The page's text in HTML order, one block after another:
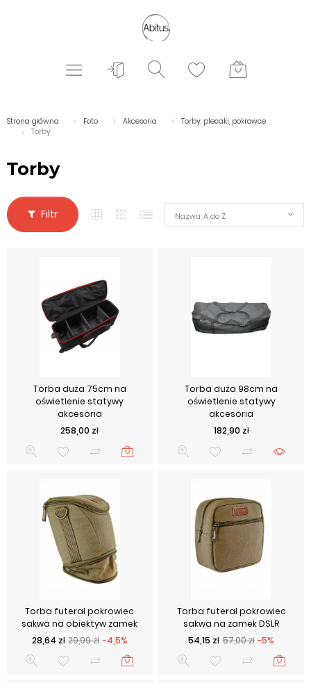
Strona główna Foto Akcesoria
Torby, plecaki, pokrowce
Torby
Torby
Filtr Nazwa, A do Z
Torba duża 75cm na
oświetlenie statywy
akcesoria
Cena
258,00 zł
Torba duża 98cm na
oświetlenie statywy
akcesoria
Cena
182,90 zł
Torba futerał pokrowiec
sakwa na obiektyw zamek
Cena podstawowa
29,99 zł -4,5%
Cena
28,64 zł
Torba futerał pokrowiec
sakwa na zamek DSLR
Cena podstawowa
57,00 zł -5%
Cena
54,15 zł